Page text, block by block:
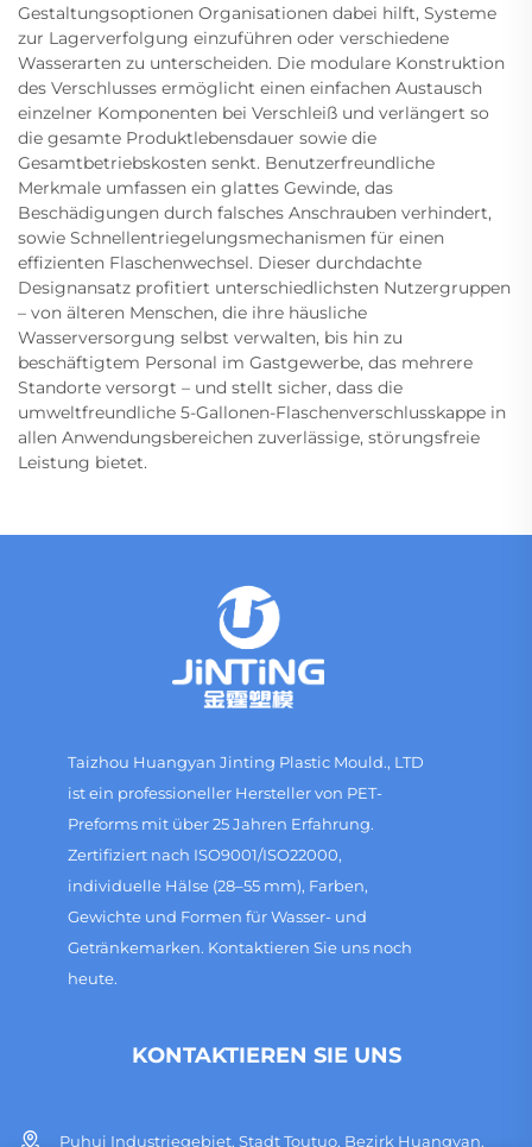
Gestaltungsoptionen Organisationen dabei hilft, Systeme
zur Lagerverfolgung einzuführen oder verschiedene
Wasserarten zu unterscheiden. Die modulare Konstruktion
des Verschlusses ermöglicht einen einfachen Austausch
einzelner Komponenten bei Verschleiß und verlängert so
die gesamte Produktlebensdauer sowie die
Gesamtbetriebskosten senkt. Benutzerfreundliche
Merkmale umfassen ein glattes Gewinde, das
Beschädigungen durch falsches Anschrauben verhindert,
sowie Schnellentriegelungsmechanismen für einen
effizienten Flaschenwechsel. Dieser durchdachte
Designansatz profitiert unterschiedlichsten Nutzergruppen
– von älteren Menschen, die ihre häusliche
Wasserversorgung selbst verwalten, bis hin zu
beschäftigtem Personal im Gastgewerbe, das mehrere
Standorte versorgt – und stellt sicher, dass die
umweltfreundliche 5-Gallonen-Flaschenverschlusskappe in
allen Anwendungsbereichen zuverlässige, störungsfreie
Leistung bietet.
Taizhou Huangyan Jinting Plastic Mould., LTD
ist ein professioneller Hersteller von PET-
Preforms mit über 25 Jahren Erfahrung.
Zertifiziert nach ISO9001/ISO22000,
individuelle Hälse (28–55 mm), Farben,
Gewichte und Formen für Wasser- und
Getränkemarken. Kontaktieren Sie uns noch
heute.
KONTAKTIEREN SIE UNS
Puhui Industriegebiet, Stadt Toutuo, Bezirk Huangyan,